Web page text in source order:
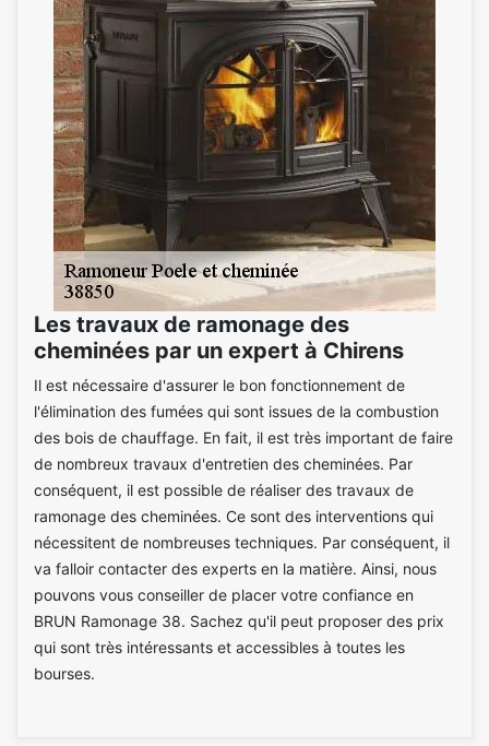
Les travaux de ramonage des
cheminées par un expert à Chirens
Il est nécessaire d'assurer le bon fonctionnement de
l'élimination des fumées qui sont issues de la combustion
des bois de chauffage. En fait, il est très important de faire
de nombreux travaux d'entretien des cheminées. Par
conséquent, il est possible de réaliser des travaux de
ramonage des cheminées. Ce sont des interventions qui
nécessitent de nombreuses techniques. Par conséquent, il
va falloir contacter des experts en la matière. Ainsi, nous
pouvons vous conseiller de placer votre confiance en
BRUN Ramonage 38. Sachez qu'il peut proposer des prix
qui sont très intéressants et accessibles à toutes les
bourses.